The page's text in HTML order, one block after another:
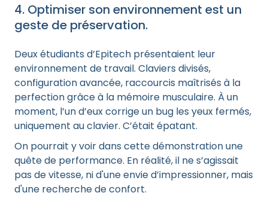
4. Optimiser son environnement est un
geste de préservation.
Deux étudiants d’Epitech présentaient leur
environnement de travail. Claviers divisés,
configuration avancée, raccourcis maîtrisés à la
perfection grâce à la mémoire musculaire. À un
moment, l’un d’eux corrige un bug les yeux fermés,
uniquement au clavier. C’était épatant.
On pourrait y voir dans cette démonstration une
quête de performance. En réalité, il ne s’agissait
pas de vitesse, ni d'une envie d’impressionner, mais
d'une recherche de confort.